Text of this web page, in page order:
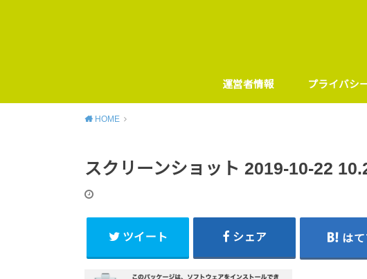
運営者情報 プライバシ
HOME
スクリーンショット 2019-10-22
ツイート シェア はて